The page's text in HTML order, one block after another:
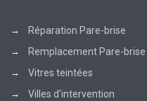
Réparation Pare-brise
Remplacement Pare-brise
Vitres teintées
Villes d'intervention